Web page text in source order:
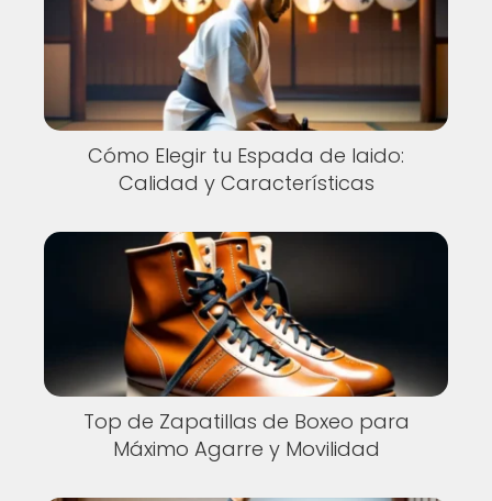
Cómo Elegir tu Espada de Iaido:
Calidad y Características
Top de Zapatillas de Boxeo para
Máximo Agarre y Movilidad